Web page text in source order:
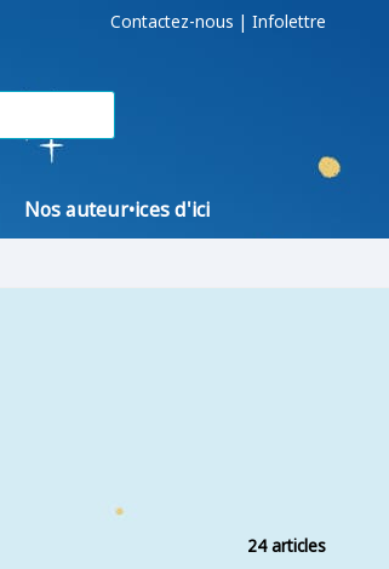
Contactez-nous | Infolettre
Nos auteur•ices d'ici
24 articles